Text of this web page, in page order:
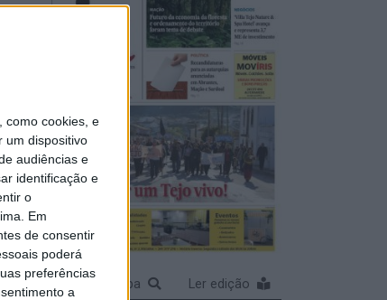
como cookies, e
um dispositivo
audiências e
identificação e
o
Em
de consentir
poderá
preferências
aAmpliar capa Ler edição